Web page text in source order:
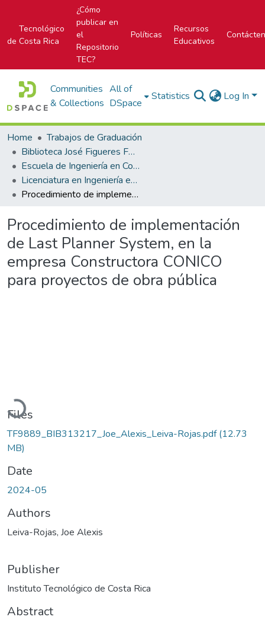
Tecnológico
de Costa Rica
¿Cómo
publicar en
el
Repositorio
TEC?
Políticas
Recursos
Educativos
Communities
& Collections
All of
DSpace
Statistics Log In
Home
Trabajos de Graduación
Biblioteca José Figueres Ferrer
Escuela de Ingeniería en Construcción
Licenciatura en Ingeniería en Construcción
Procedimiento de implementación de Last Planner System, en la empresa Constructora CONICO para proyectos de obra pública
Procedimiento de implementación
de Last Planner System, en la
empresa Constructora CONICO
para proyectos de obra pública
Loading...
Files
TF9889_BIB313217_Joe_Alexis_Leiva-Rojas.pdf(12.73
MB)
Date
2024-05
Authors
Leiva-Rojas, Joe Alexis
Publisher
Instituto Tecnológico de Costa Rica
Abstract